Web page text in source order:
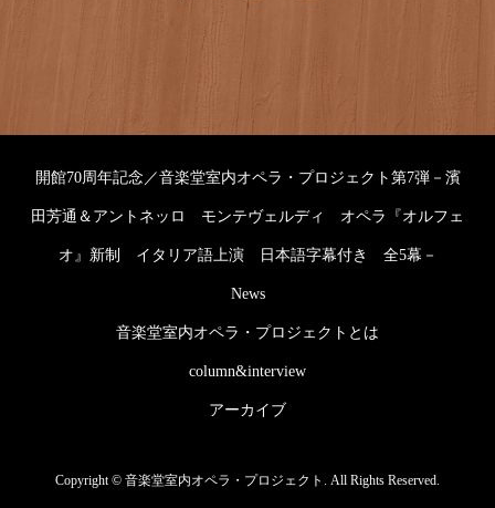
開館70周年記念／音楽堂室内オペラ・プロジェクト第7弾－濱
田芳通＆アントネッロ モンテヴェルディ オペラ『オルフェ
オ』新制 イタリア語上演 日本語字幕付き 全5幕－
News
音楽堂室内オペラ・プロジェクトとは
column&interview
アーカイブ
Copyright © 音楽堂室内オペラ・プロジェクト. All Rights Reserved.